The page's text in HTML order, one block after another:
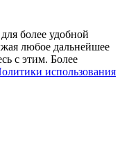
более удобной
любое дальнейшее
с этим. Более
использования